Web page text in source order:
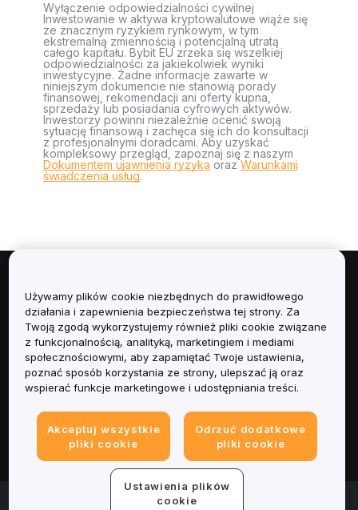
Wyłączenie odpowiedzialności cywilnej
Inwestowanie w aktywa kryptowalutowe wiąże się
ze znacznym ryzykiem rynkowym, w tym
ekstremalną zmiennością i potencjalną utratą
całego kapitału. Bybit EU zrzeka się wszelkiej
odpowiedzialności za jakiekolwiek wyniki
inwestycyjne. Żadne informacje zawarte w
niniejszym dokumencie nie stanowią porady
finansowej, rekomendacji ani oferty kupna,
sprzedaży lub posiadania cyfrowych aktywów.
Inwestorzy powinni niezależnie ocenić swoją
sytuację finansową i zachęca się ich do konsultacji
z profesjonalnymi doradcami. Aby uzyskać
kompleksowy przegląd, zapoznaj się z naszym
Dokumentem ujawnienia ryzyka orazWarunkami
świadczenia usług.
Informacje
Usługi
Obsługa Klienta
Informacje prawne
© 2025-2026 Bybit.eu. Wszystkie prawa zastrzeżone.
Używamy plików cookie niezbędnych do prawidłowego
działania i zapewnienia bezpieczeństwa tej strony. Za
Twoją zgodą wykorzystujemy również pliki cookie związane
z funkcjonalnością, analityką, marketingiem i mediami
społecznościowymi, aby zapamiętać Twoje ustawienia,
poznać sposób korzystania ze strony, ulepszać ją oraz
wspierać funkcje marketingowe i udostępniania treści.
Akceptuj wszystkie
pliki cookie
Odrzuć dodatkowe
pliki cookie
Ustawienia plików
cookie